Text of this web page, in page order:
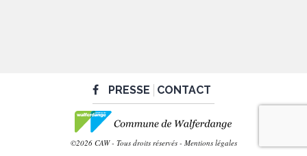
PRESSE CONTACT
©2026 CAW - Tous droits réservés - Mentions légales